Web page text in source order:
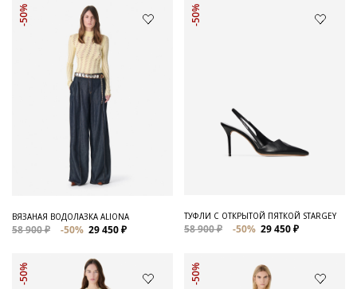
-50%
ВЯЗАНАЯ ВОДОЛАЗКА ALIONA
58 900 ₽ -50% 29 450 ₽
-50%
ТУФЛИ С ОТКРЫТОЙ ПЯТКОЙ STARGEY
58 900 ₽ -50% 29 450 ₽
-50% -50%